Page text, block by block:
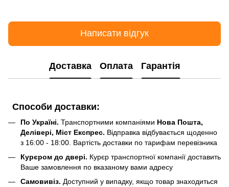
Написати відгук
Доставка Оплата Гарантія
Способи доставки:
По Україні. Транспортними компаніями Нова Пошта,
Делівері, Міст Експрес. Відправка відбувається щоденно
з 16:00 - 18:00. Вартість доставки по тарифам перевізника
Курєром до двері. Курєр транспортної компанії доставить
Ваше замовлення по вказаному вами адресу
Самовивіз. Доступний у випадку, якщо товар знаходиться